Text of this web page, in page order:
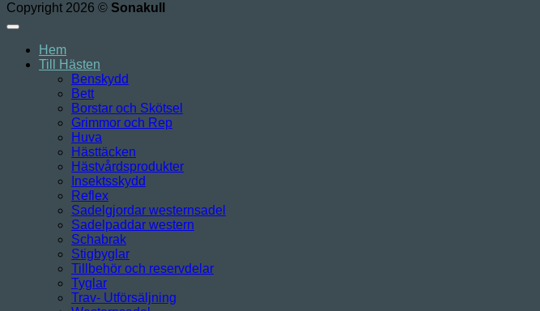
Copyright 2026 © Sonakull
Hem
Till Hästen
Benskydd
Bett
Borstar och Skötsel
Grimmor och Rep
Huva
Hästtäcken
Hästvårdsprodukter
Insektsskydd
Reflex
Sadelgjordar westernsadel
Sadelpaddar western
Schabrak
Stigbyglar
Tillbehör och reservdelar
Tyglar
Trav- Utförsäljning